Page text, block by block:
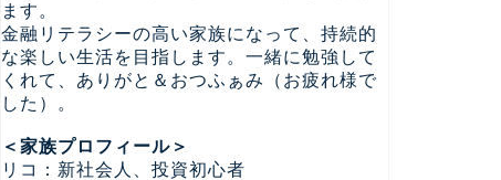
ます。
金融リテラシーの高い家族になって、持続的
な楽しい生活を目指します。一緒に勉強して
くれて、ありがと＆おつふぁみ（お疲れ様で
した）。
＜家族プロフィール＞
リコ：新社会人、投資初心者